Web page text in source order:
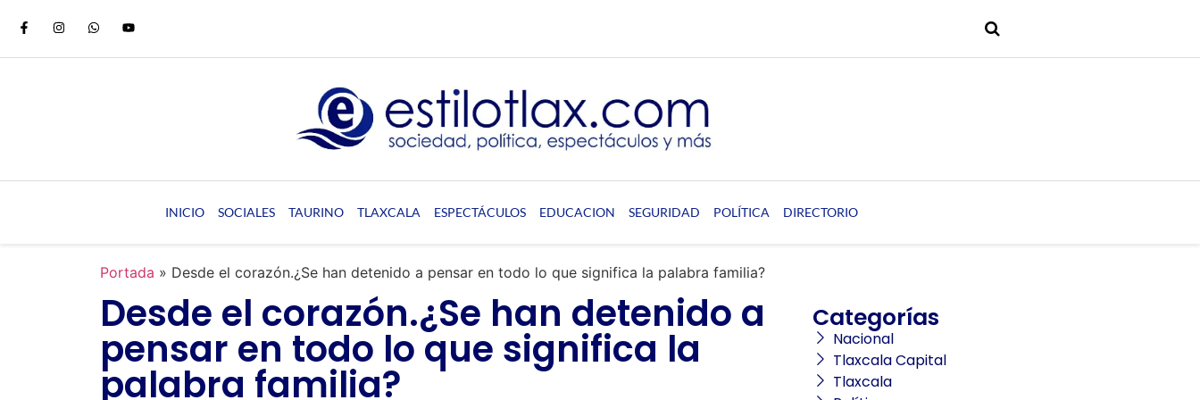
INICIO SOCIALES TAURINO TLAXCALA ESPECTÁCULOS EDUCACION SEGURIDAD POLÍTICA DIRECTORIO
Portada » Desde el corazón.¿Se han detenido a pensar en todo lo que significa la palabra familia?
Desde el corazón.¿Se han detenido a
pensar en todo lo que significa la
palabra familia?
Categorías
Nacional
Tlaxcala Capital
Tlaxcala